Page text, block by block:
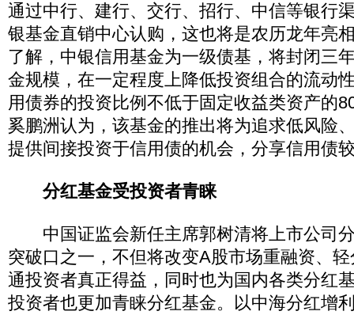
通过中行、建行、交行、招行、中信等银行
银基金直销中心认购，这也将是农历龙年亮
了解，中银信用基金为一级债基，将封闭三
金规模，在一定程度上降低投资组合的流动
用债券的投资比例不低于固定收益类资产的
奚鹏洲认为，该基金的推出将为追求低风险
提供间接投资于信用债的机会，分享信用债
分红基金受投资者青睐
中国证监会新任主席郭树清将上市公司
突破口之一，不但将改变A股市场重融资、
通投资者真正得益，同时也为国内各类分红
投资者也更加青睐分红基金。以中海分红增